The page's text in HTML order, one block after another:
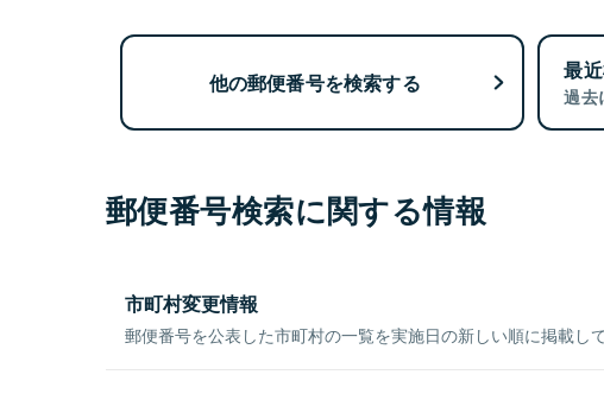
他の郵便番号を検索する 最
過去
郵便番号検索に関する情報
市町村変更情報
郵便番号を公表した市町村の一覧を実施日の新しい順に掲載して